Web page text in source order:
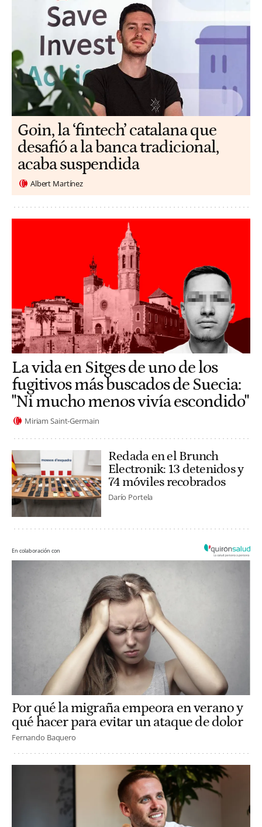
Goin, la ‘fintech’ catalana que
desafió a la banca tradicional,
acaba suspendida
Albert Martínez
La vida en Sitges de uno de los
fugitivos más buscados de Suecia:
"Ni mucho menos vivía escondido"
Miriam Saint-Germain
Redada en el Brunch
Electronik: 13 detenidos y
74 móviles recobrados
Darío Portela
En colaboración con
Por qué la migraña empeora en verano y
qué hacer para evitar un ataque de dolor
Fernando Baquero